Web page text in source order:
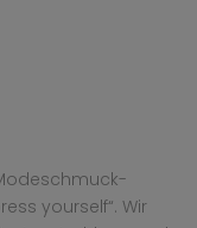
yourself“. Wir